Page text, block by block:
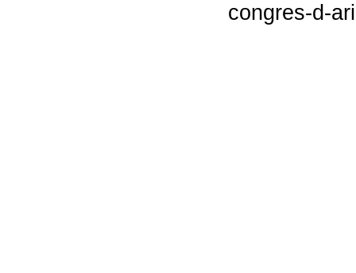
congres-d-